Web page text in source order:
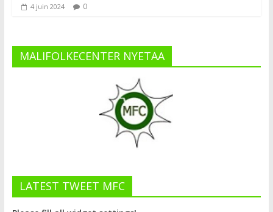
4 juin 2024 0
MALIFOLKECENTER NYETAA
LATEST TWEET MFC